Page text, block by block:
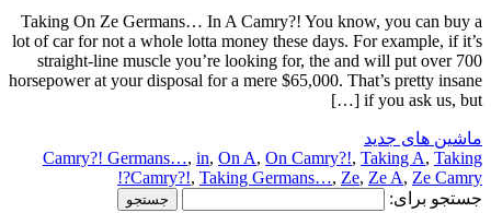
Taking On Ze Germans… In A Camry?! You know, you can buy a
lot of car for not a whole lotta money these days. For example, if it’s
straight-line muscle you’re looking for, the and will put over 700
horsepower at your disposal for a mere $65,000. That’s pretty insane
if you ask us, but […]
ماشین های جدید
Camry?! Germans…, in, On A, On Camry?!, Taking A, Taking
Camry?!, Taking Germans…, Ze, Ze A, Ze Camry?!
جستجو برای: